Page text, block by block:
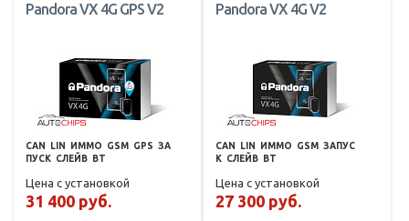
Pandora VX 4G GPS V2
CAN LIN ИММО GSM GPS ЗА
ПУСК СЛЕЙВ BT
Цена с установкой
31 400 руб.
Pandora VX 4G V2
CAN LIN ИММО GSM ЗАПУС
К СЛЕЙВ BT
Цена с установкой
27 300 руб.